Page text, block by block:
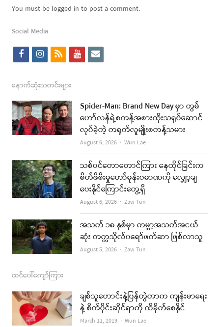
You must be logged in to post a comment.
Social Media
f
c
e
b
o
k
i
s
t
a
g
a
m
r
s
y
t
u
b
e
e
i
l
နောက်ဆုံးသတင်းများ
Spider-Man: Brand New Day မှာ တွမ်
ဟော်လန်ရဲ့စတန့်အစားထိုးသရုပ်ဆောင်
လုပ်ခဲ့တဲ့ တရုတ်လူမျိုးစတန့်သမား
August 6, 2026 Author
Wun Lae
သစ်ပင်တောတောင်ကြား နေထိုင်ခြင်းက
စိတ်ဖိစီးမှုဟော်မုန်းပမာဏကို လျှော့ချ
ပေးနိုင်ကြောင်းတွေ့ရှိ
August 6, 2026 Author
Zaw Tun
အသက် ၁၈ နှစ်မှာ ကမ္ဘာ့အသက်အငယ်
ဆုံး တက္ကသိုလ်ပရော်ဖက်ဆာ ဖြစ်လာသူ
August 5, 2026 Author
Zaw Tun
ထင်ပေါ်ကျော်ကြား
ချစ်သူဟောင်းနဲ့ပြန်တွဲတာက ကျန်းမာရေး
နဲ့ စိတ်ပိုင်းဆိုင်ရာကို ထိခိုက်စေနိုင်
March 11, 2019 Author
Wun Lae